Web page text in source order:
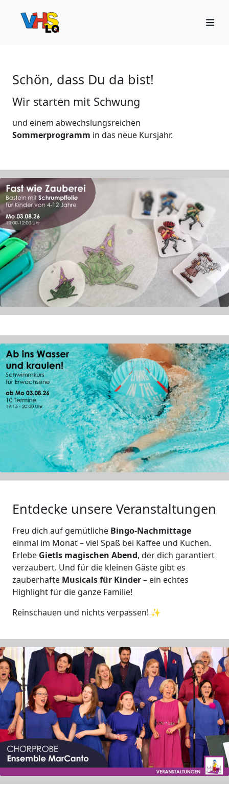
Schön, dass Du da bist!
Wir starten mit Schwung
und einem abwechslungsreichen
Sommerprogramm in das neue Kursjahr.
Entdecke unsere Veranstaltungen
Freu dich auf gemütliche Bingo-Nachmittage
einmal im Monat – viel Spaß bei Kaffee und Kuchen.
Erlebe Gietls magischen Abend, der dich garantiert
verzaubert. Und für die kleinen Gäste gibt es
zauberhafte Musicals für Kinder– ein echtes
Highlight für die ganze Familie!
Reinschauen und nichts verpassen! ✨